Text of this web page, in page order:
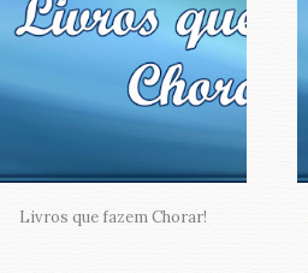
Livros que fazem Chorar!